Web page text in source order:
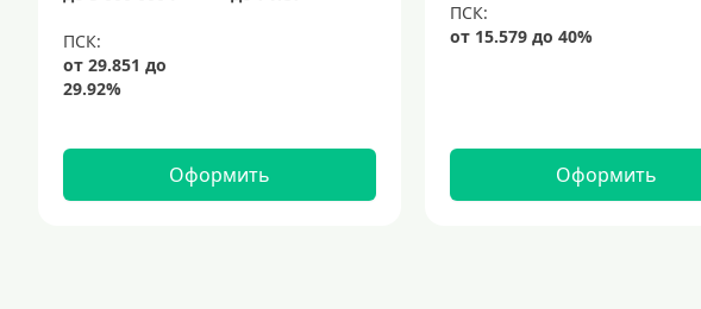
Оформить Оформить